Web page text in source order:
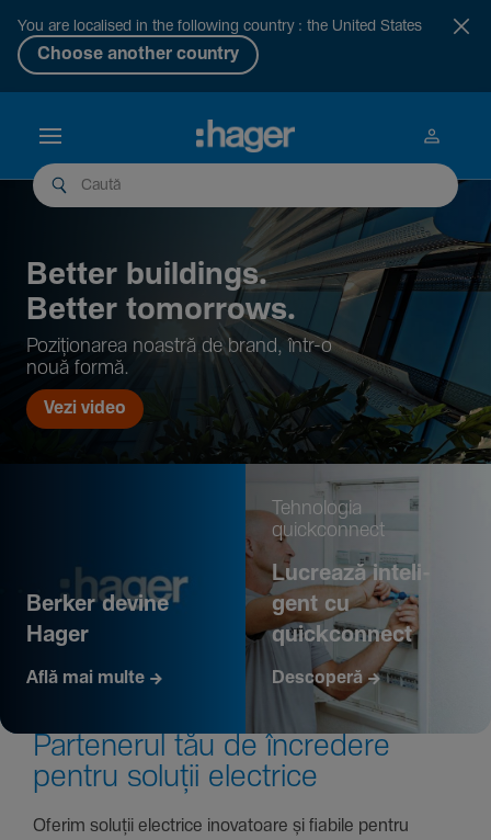
You are localised in the following country : the United States
Choose another country
Better buil­dings.
Better tomor­rows.
Pozi­țio­narea noastră de brand, într-o
nouă formă.
Vezi video
Berker devine
Hager
Află mai multe
Tehno­logia
quickconnect
Lucrează inte­li­
gent cu
quickconnect
Descoperă
Parte­nerul tău de încre­dere
pentru soluții electrice
Oferim soluții electrice inova­toare și fiabile pentru